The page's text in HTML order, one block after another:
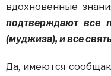
вдохновенные
подтверждают все
(муджиза), и все
Да, имеются